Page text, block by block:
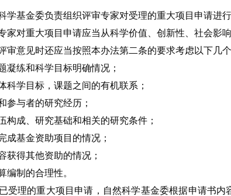
学基金委负责组织评审专家对受理的重大项目申请进
家对重大项目申请应当从科学价值、创新性、社会影
审意见时还应当按照本办法第二条的要求考虑以下几个
凝练和科学目标明确情况；
科学目标，课题之间的有机联系；
参与者的研究经历；
构成、研究基础和相关的研究条件；
成基金资助项目的情况；
获得其他资助的情况；
编制的合理性。
受理的重大项目申请，自然科学基金委根据申请书